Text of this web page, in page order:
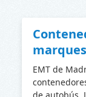
EMT de